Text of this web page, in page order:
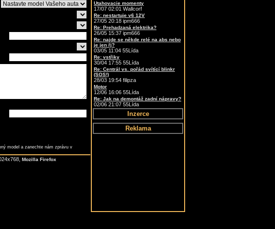
model a zanechte nám zprávu v
Mozilla Firefox
Utahovacie momenty
17/07 02:01 Wallcorf
Re: nestartuje v6 12V
27/05 20:18 ipm666
Re: Prehadzaná elektrika?
26/05 15:37 ipm666
Re: najde se někde relé na abs nebo
je jen řj?
03/05 11:04 55Lída
Re: vstřiky
30/04 17:55 55Lída
Re: Centrál vs. pořád svítící blinkr
(SOS!)
28/03 19:54 filipza
Motor
12/06 16:06 55Lída
Re: Jak na demontáž zadní nápravy?
02/06 21:07 55Lída
Inzerce
Reklama